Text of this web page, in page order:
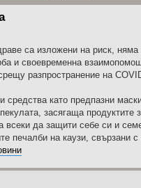
са изложени на риск,
и своевременна
разпространение на
като предпазни
засягаща продуктите
да защити себе си и
печалби на каузи, свързани с